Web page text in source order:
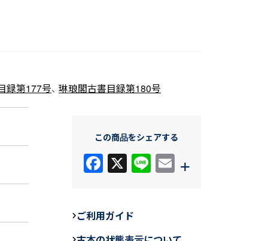
録第177号、 琳琅閣古書目録第180号
この商品をシェアする
F
a
e
X Li
n
E
+
ご利用ガイド